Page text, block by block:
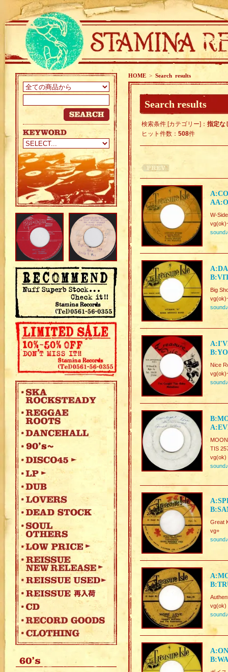
HOME > Search results
Search results
検索条件 [カテゴリー]： 指定な
ヒット件数： 508件
W-
sound♪
Big
sound♪
Nice
sound♪
TIS
vg(ok)
sound♪
Great
vg+
sound♪
vg(ok)
sound♪